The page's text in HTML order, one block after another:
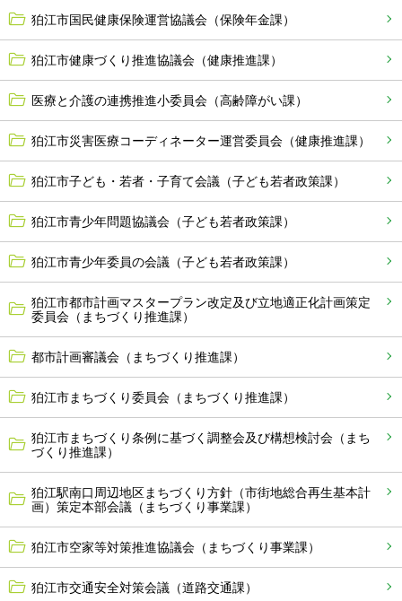
狛江市国民健康保険運営協議会（保険年金課）
狛江市健康づくり推進協議会（健康推進課）
医療と介護の連携推進小委員会（高齢障がい課）
狛江市災害医療コーディネーター運営委員会（健康推進課）
狛江市子ども・若者・子育て会議（子ども若者政策課）
狛江市青少年問題協議会（子ども若者政策課）
狛江市青少年委員の会議（子ども若者政策課）
狛江市都市計画マスタープラン改定及び立地適正化計画策定
委員会（まちづくり推進課）
都市計画審議会（まちづくり推進課）
狛江市まちづくり委員会（まちづくり推進課）
狛江市まちづくり条例に基づく調整会及び構想検討会（まち
づくり推進課）
狛江駅南口周辺地区まちづくり方針（市街地総合再生基本計
画）策定本部会議（まちづくり事業課）
狛江市空家等対策推進協議会（まちづくり事業課）
狛江市交通安全対策会議（道路交通課）